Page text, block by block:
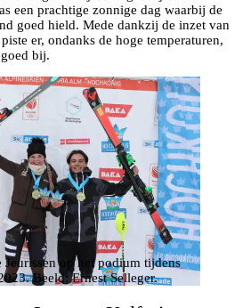
een prachtige zonnige dag waarbij de
goed hield. Mede dankzij de inzet van
er, ondanks de hoge temperaturen,
bij.
Jeurissen op het podium tijdens
Beeld: Ernest Selleger.